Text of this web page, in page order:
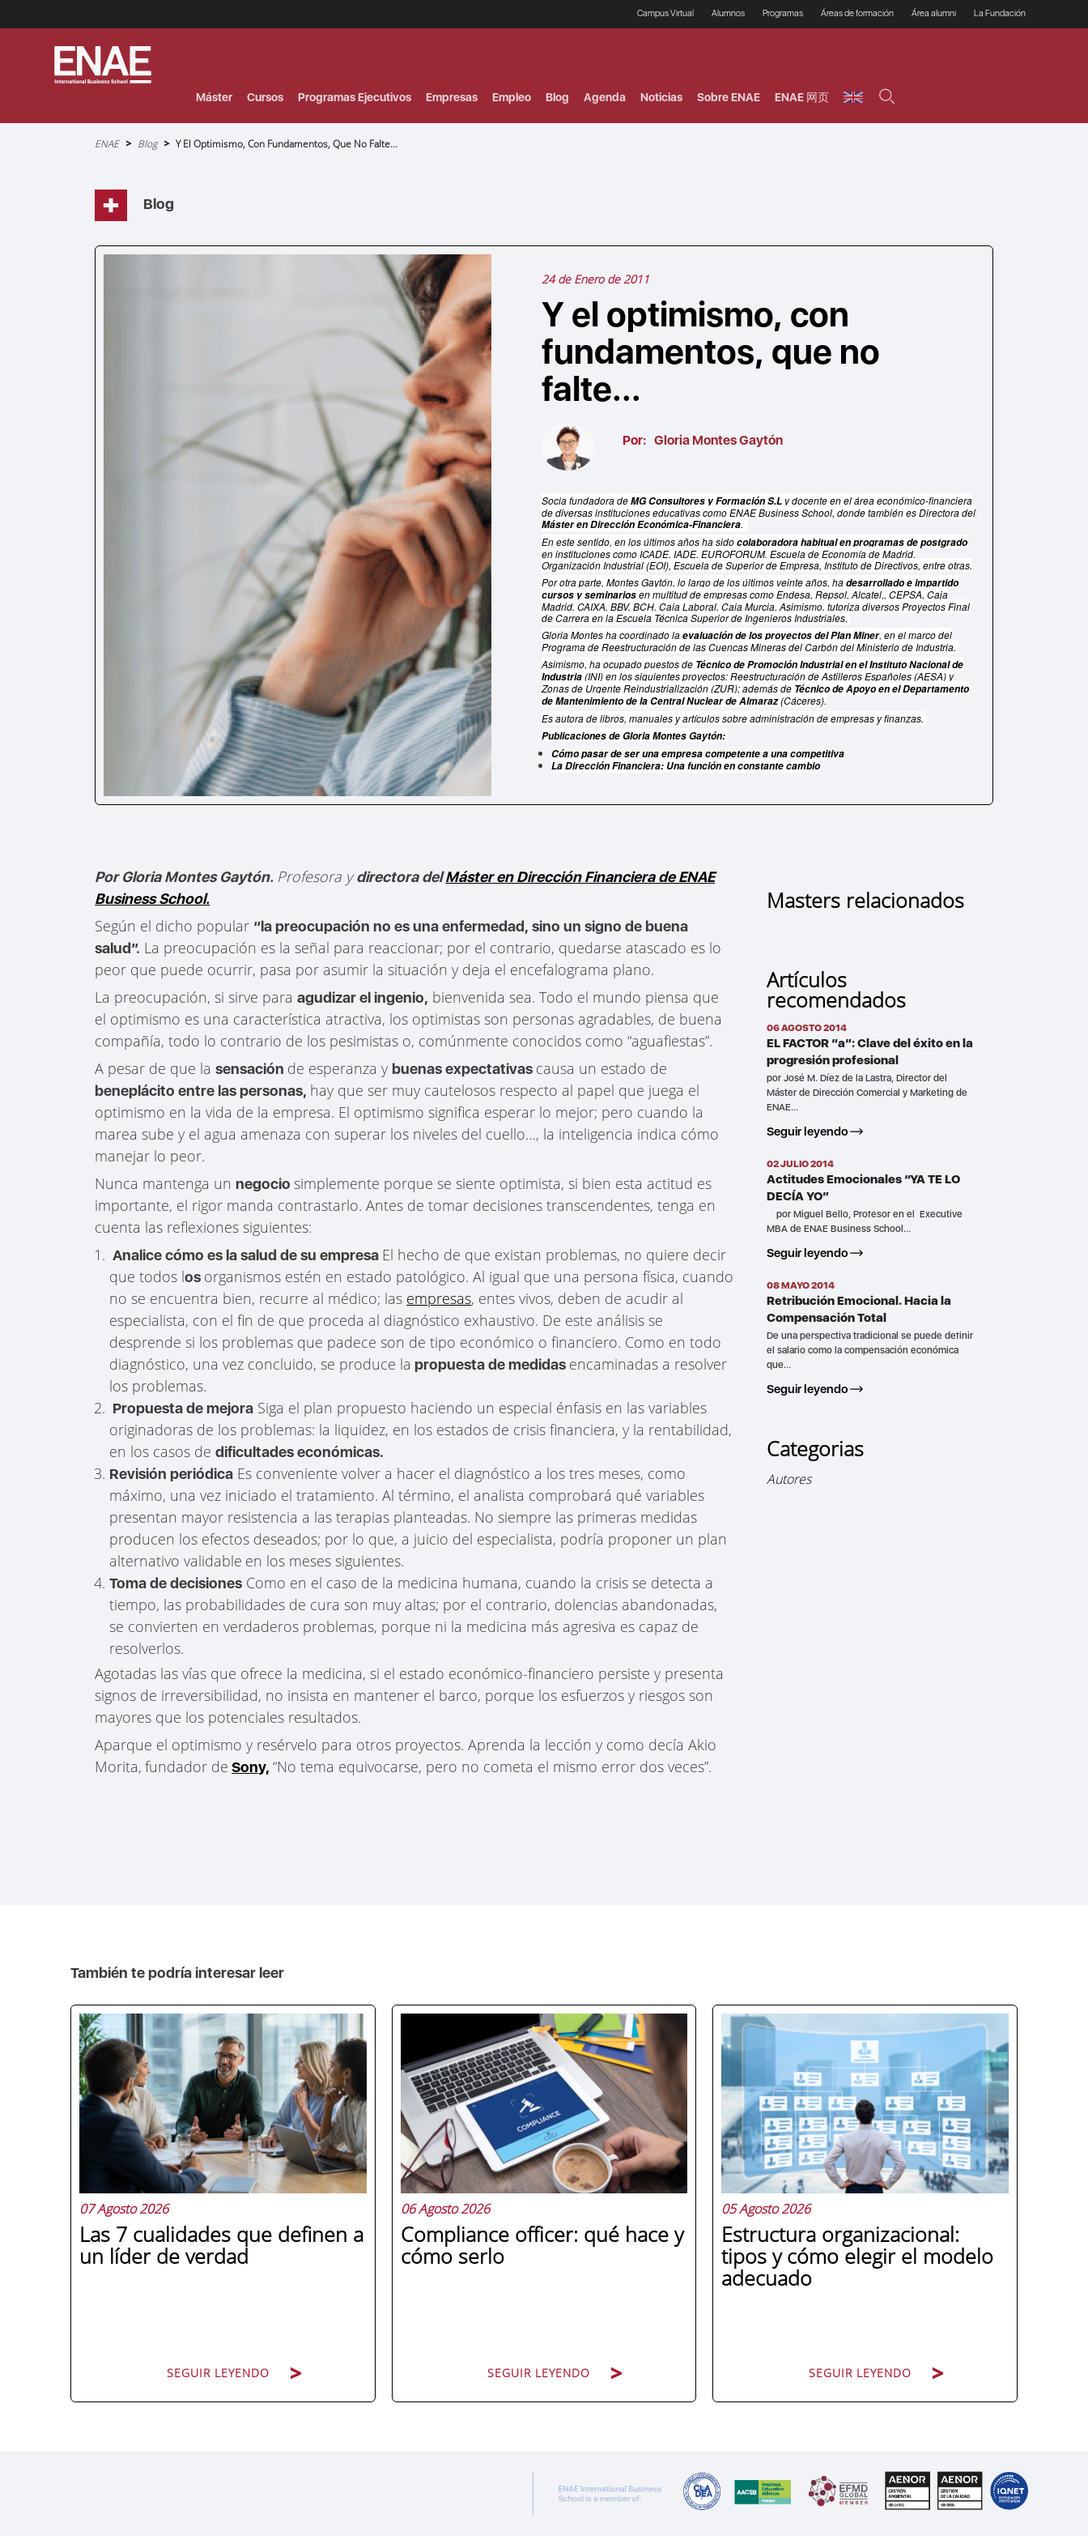
Campus Virtual Alumnos
Prácticas en empresas
Programas
Programas Ejecutivos
Áreas de formación
Riesgos
Área alumni La Fundación
Máster Cursos Programas Ejecutivos Empresas Empleo Blog Agenda Noticias Sobre ENAE ENAE 网页
Sobrescribir
la
navegación
ENAE Blog Y El Optimismo, Con Fundamentos, Que No Falte...
Blog
24 de Enero de 2011
Y el optimismo, con
fundamentos, que no
falte...
Por: Gloria Montes Gaytón
Socia fundadora deMG Consultores y Formación S.Ly docente en el área económico-financiera
de diversas instituciones educativas como ENAE Business School, donde también es Directora del
Máster en Dirección Económica-Financiera.
En este sentido, en los últimos años ha sidocolaboradora habitual en programas de postgrado
en instituciones como ICADE, IADE, EUROFORUM, Escuela de Economía de Madrid,
Organización Industrial (EOI), Escuela de Superior de Empresa, Instituto de Directivos, entre otras.
Por otra parte, Montes Gaytón, lo largo de los últimos veinte años, hadesarrollado e impartido
cursos y seminariosen multitud de empresas como Endesa, Repsol, Alcatel,, CEPSA, Caja
Madrid, CAIXA, BBV, BCH, Caja Laboral, Caja Murcia. Asimismo, tutoriza diversos Proyectos Final
de Carrera en la Escuela Técnica Superior de Ingenieros Industriales.
Gloria Montes ha coordinado laevaluación de los proyectos del Plan Miner, en el marco del
Programa de Reestructuración de las Cuencas Mineras del Carbón del Ministerio de Industria.
Asimismo, ha ocupado puestos de Técnico de Promoción Industrial en el Instituto Nacional de
Industria(INI) en los siguientes proyectos: Reestructuración de Astilleros Españoles (AESA) y
Zonas de Urgente Reindustrialización (ZUR); además de Técnico de Apoyo en el Departamento
de Mantenimiento de la Central Nuclear de Almaraz(Cáceres).
Es autora de libros, manuales y artículos sobre administración de empresas y finanzas.
Publicaciones de Gloria Montes Gaytón:
Cómo pasar de ser una empresa competente a una competitiva
La Dirección Financiera: Una función en constante cambio
Por Gloria Montes Gaytón. Profesora ydirectora delMáster en Dirección Financiera de ENAE
Business School.
Según el dicho popular “la preocupación no es una enfermedad, sino un signo de buena
salud”. La preocupación es la señal para reaccionar; por el contrario, quedarse atascado es lo
peor que puede ocurrir, pasa por asumir la situación y deja el encefalograma plano.
La preocupación, si sirve paraagudizar el ingenio, bienvenida sea. Todo el mundo piensa que
el optimismo es una característica atractiva, los optimistas son personas agradables, de buena
compañía, todo lo contrario de los pesimistas o, comúnmente conocidos como “aguafiestas”.
A pesar de que lasensación de esperanza y buenas expectativas causa un estado de
beneplácito entre las personas, hay que ser muy cautelosos respecto al papel que juega el
optimismo en la vida de la empresa. El optimismo significa esperar lo mejor; pero cuando la
marea sube y el agua amenaza con superar los niveles del cuello…, la inteligencia indica cómo
manejar lo peor.
Nunca mantenga unnegociosimplemente porque se siente optimista, si bien esta actitud es
importante, el rigor manda contrastarlo. Antes de tomar decisiones transcendentes, tenga en
cuenta las reflexiones siguientes:
Analice cómo es la salud de su empresa El hecho de que existan problemas, no quiere decir
que todos los organismos estén en estado patológico. Al igual que una persona física, cuando
no se encuentra bien, recurre al médico; las empresas, entes vivos, deben de acudir al
especialista, con el fin de que proceda al diagnóstico exhaustivo. De este análisis se
desprende si los problemas que padece son de tipo económico o financiero. Como en todo
diagnóstico, una vez concluido, se produce la propuesta de medidas encaminadas a resolver
los problemas.
Propuesta de mejora Siga el plan propuesto haciendo un especial énfasis en las variables
originadoras de los problemas: la liquidez, en los estados de crisis financiera, y la rentabilidad,
en los casos dedificultades económicas.
Revisión periódica Es conveniente volver a hacer el diagnóstico a los tres meses, como
máximo, una vez iniciado el tratamiento. Al término, el analista comprobará qué variables
presentan mayor resistencia a las terapias planteadas. No siempre las primeras medidas
producen los efectos deseados; por lo que, a juicio del especialista, podría proponer un plan
alternativo validable en los meses siguientes.
Toma de decisiones Como en el caso de la medicina humana, cuando la crisis se detecta a
tiempo, las probabilidades de cura son muy altas; por el contrario, dolencias abandonadas,
se convierten en verdaderos problemas, porque ni la medicina más agresiva es capaz de
resolverlos.
Agotadas las vías que ofrece la medicina, si el estado económico-financiero persiste y presenta
signos de irreversibilidad, no insista en mantener el barco, porque los esfuerzos y riesgos son
mayores que los potenciales resultados.
Aparque el optimismo y resérvelo para otros proyectos. Aprenda la lección y como decía Akio
Morita, fundador de Sony, “No tema equivocarse, pero no cometa el mismo error dos veces”.
Masters relacionados
Artículos
recomendados
06 AGOSTO 2014
EL FACTOR “a”: Clave del éxito en la
progresión profesional
por José M. Díez de la Lastra, Director del
Máster de Dirección Comercial y Marketing de
ENAE...
Seguir leyendo
02 JULIO 2014
Actitudes Emocionales “YA TE LO
DECÍA YO”
por Miguel Bello, Profesor en el Executive
MBA de ENAE Business School...
Seguir leyendo
08 MAYO 2014
Retribución Emocional. Hacia la
Compensación Total
De una perspectiva tradicional se puede definir
el salario como la compensación económica
que...
Seguir leyendo
Categorias
Autores
También te podría interesar leer
07 Agosto 2026
Las 7 cualidades que definen a
un líder de verdad
SEGUIR LEYENDO
06 Agosto 2026
Compliance officer: qué hace y
cómo serlo
SEGUIR LEYENDO
la estructura corporativa española en la
última década como el compliance
officer. Desde que la reforma del Código
05 Agosto 2026
Estructura organizacional:
tipos y cómo elegir el modelo
adecuado
SEGUIR LEYENDO
cambia de dirección estratégica, una de
las primeras preguntas que surgen es: